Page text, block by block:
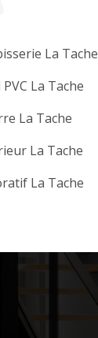
La Tache
La Tache
La Tache
La Tache
La Tache